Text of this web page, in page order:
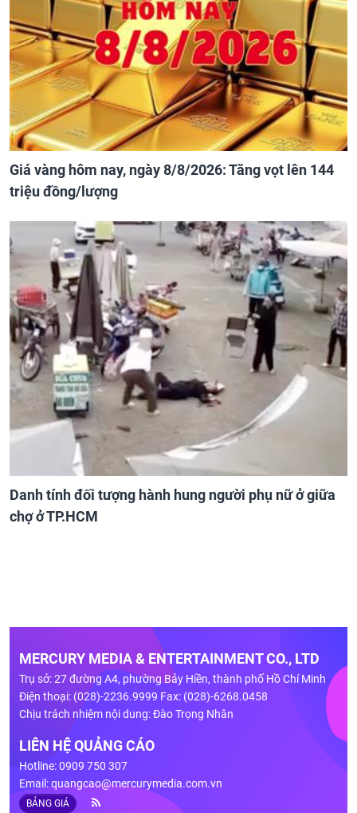
Giá vàng hôm nay, ngày 8/8/2026: Tăng vọt lên 144
triệu đồng/lượng
Danh tính đối tượng hành hung người phụ nữ ở giữa
chợ ở TP.HCM
MERCURY MEDIA & ENTERTAINMENT CO., LTD
Trụ sở: 27 đường A4, phường Bảy Hiền, thành phố Hồ Chí Minh
Điện thoại: (028)-2236.9999 Fax: (028)-6268.0458
Chịu trách nhiệm nội dung: Đào Trọng Nhân
LIÊN HỆ QUẢNG CÁO
Hotline: 0909 750 307
Email:quangcao@mercurymedia.com.vn
BẢNG GIÁ